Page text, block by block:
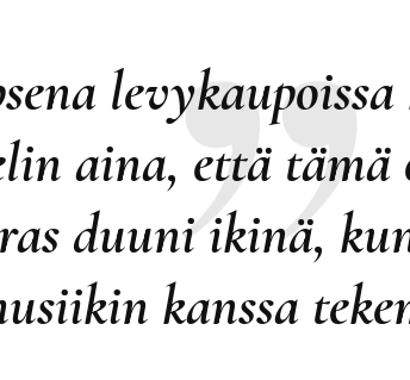
aina, että tämä
duuni ikinä,
kanssa